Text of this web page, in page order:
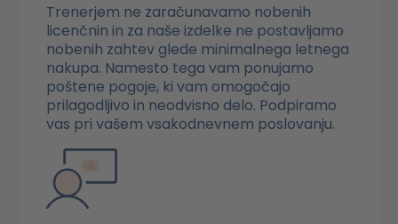
Trenerjem ne zaračunavamo nobenih
licenčnin in za naše izdelke ne postavljamo
nobenih zahtev glede minimalnega letnega
nakupa. Namesto tega vam ponujamo
poštene pogoje, ki vam omogočajo
prilagodljivo in neodvisno delo. Podpiramo
vas pri vašem vsakodnevnem poslovanju.